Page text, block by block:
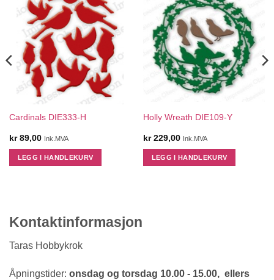
Cardinals DIE333-H
kr89,00 Ink.MVA
LEGG I HANDLEKURV
Holly Wreath DIE109-Y
kr229,00 Ink.MVA
LEGG I HANDLEKURV
Kontaktinformasjon
Taras Hobbykrok
Åpningstider: onsdag og torsdag 10.00 - 15.00, ellers